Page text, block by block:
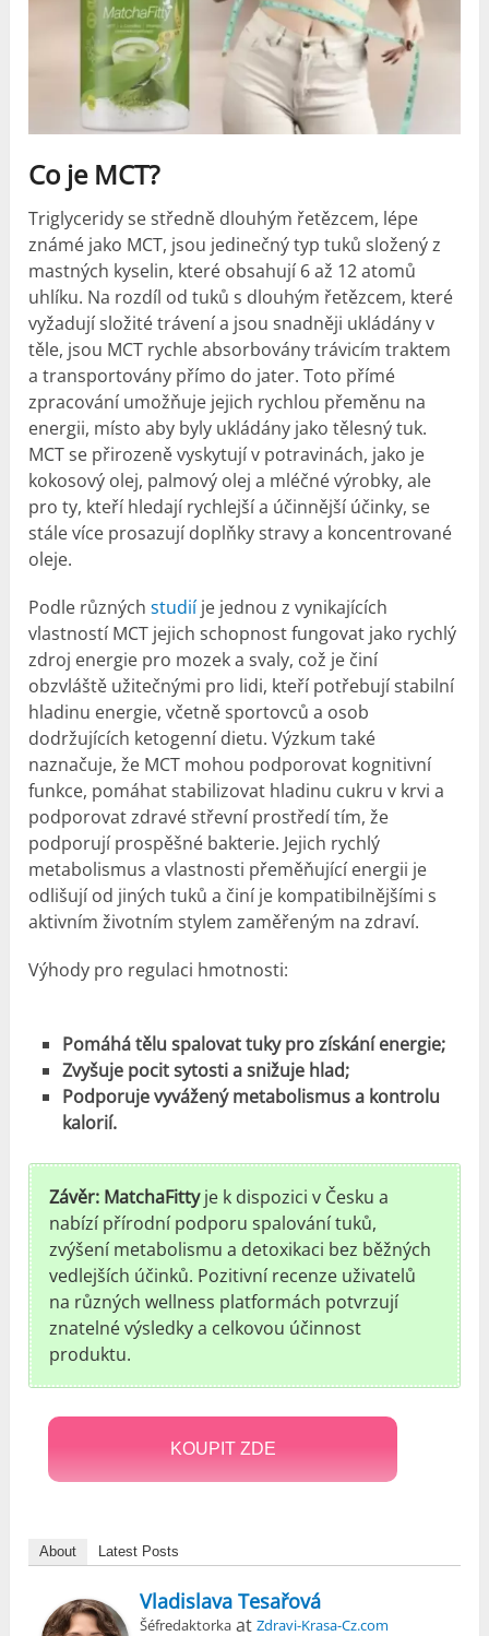
Co je MCT?
Triglyceridy se středně dlouhým řetězcem, lépe
známé jako MCT, jsou jedinečný typ tuků složený z
mastných kyselin, které obsahují 6 až 12 atomů
uhlíku. Na rozdíl od tuků s dlouhým řetězcem, které
vyžadují složité trávení a jsou snadněji ukládány v
těle, jsou MCT rychle absorbovány trávicím traktem
a transportovány přímo do jater. Toto přímé
zpracování umožňuje jejich rychlou přeměnu na
energii, místo aby byly ukládány jako tělesný tuk.
MCT se přirozeně vyskytují v potravinách, jako je
kokosový olej, palmový olej a mléčné výrobky, ale
pro ty, kteří hledají rychlejší a účinnější účinky, se
stále více prosazují doplňky stravy a koncentrované
oleje.
Podle různýchstudiíje jednou z vynikajících
vlastností MCT jejich schopnost fungovat jako rychlý
zdroj energie pro mozek a svaly, což je činí
obzvláště užitečnými pro lidi, kteří potřebují stabilní
hladinu energie, včetně sportovců a osob
dodržujících ketogenní dietu. Výzkum také
naznačuje, že MCT mohou podporovat kognitivní
funkce, pomáhat stabilizovat hladinu cukru v krvi a
podporovat zdravé střevní prostředí tím, že
podporují prospěšné bakterie. Jejich rychlý
metabolismus a vlastnosti přeměňující energii je
odlišují od jiných tuků a činí je kompatibilnějšími s
aktivním životním stylem zaměřeným na zdraví.
Výhody pro regulaci hmotnosti:
Pomáhá tělu spalovat tuky pro získání energie;
Zvyšuje pocit sytosti a snižuje hlad;
Podporuje vyvážený metabolismus a kontrolu
kalorií.
Závěr: MatchaFittyje k dispozici v Česku a
nabízí přírodní podporu spalování tuků,
zvýšení metabolismu a detoxikaci bez běžných
vedlejších účinků. Pozitivní recenze uživatelů
na různých wellness platformách potvrzují
znatelné výsledky a celkovou účinnost
produktu.
KOUPIT ZDE
About Latest Posts
Vladislava Tesařová
Šéfredaktorka atZdravi-Krasa-Cz.com